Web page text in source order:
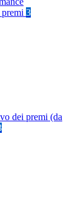
3
dei premi (da